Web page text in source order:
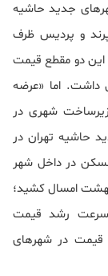
جدید حاشیه
و پردیس ظرف
این دو مقطع قیمت
داشت. اما «عرضه
شهری در
حاشیه تهران در
در داخل شهر
امسال کشید؛
سرعت رشد قیمت
قیمت در شهرهای